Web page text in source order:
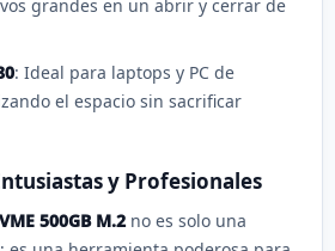
grandes en un abrir y cerrar de
: Ideal para laptops y PC de
el espacio sin sacrificar
y Profesionales
500GB M.2no es solo una